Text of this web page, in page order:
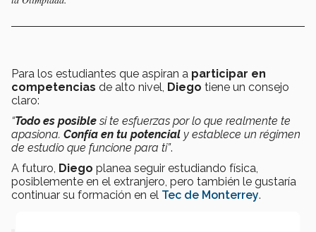
Para los estudiantes que aspiran a participar en
competencias de alto nivel, Diego tiene un consejo
claro:
“Todo es posiblesi te esfuerzas por lo que realmente te
apasiona. Confía en tu potencial y establece un régimen
de estudio que funcione para ti”.
A futuro, Diego planea seguir estudiando física,
posiblemente en el extranjero, pero también le gustaría
continuar su formación en el Tec de Monterrey.